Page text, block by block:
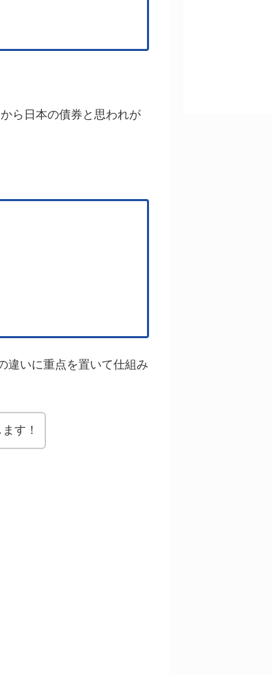
ら日本の債券と思われが
違いに重点を置いて仕組み
す！